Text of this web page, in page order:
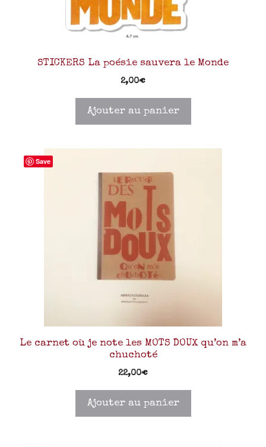
STICKERS La poésie sauvera le Monde
2,00€
Ajouter au panier
Save
Le carnet où je note les MOTS DOUX qu’on m’a
chuchoté
22,00€
Ajouter au panier